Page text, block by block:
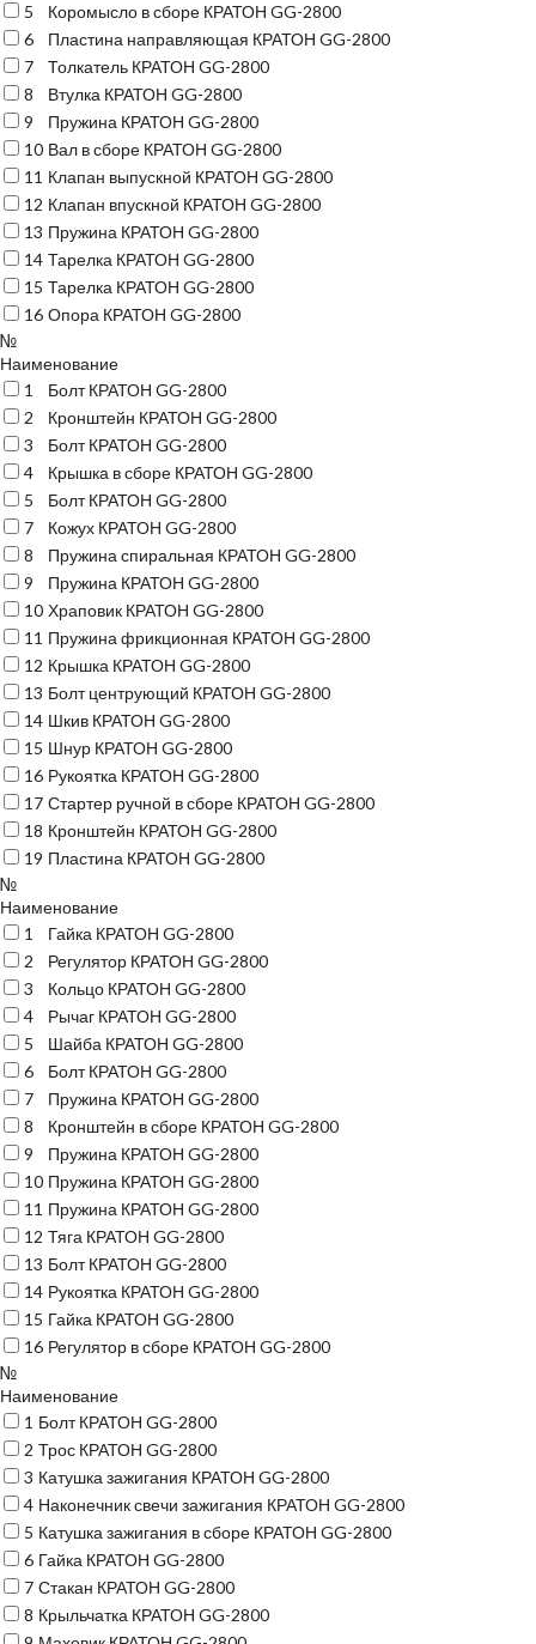
5
Коромысло в сборе КРАТОН GG-2800
6
Пластина направляющая КРАТОН GG-2800
7
Толкатель КРАТОН GG-2800
8
Втулка КРАТОН GG-2800
9
Пружина КРАТОН GG-2800
10 Вал в сборе КРАТОН GG-2800
11 Клапан выпускной КРАТОН GG-2800
12 Клапан впускной КРАТОН GG-2800
13 Пружина КРАТОН GG-2800
14 Тарелка КРАТОН GG-2800
15 Тарелка КРАТОН GG-2800
16 Опора КРАТОН GG-2800
№
Наименование
1
Болт КРАТОН GG-2800
2
Кронштейн КРАТОН GG-2800
3
Болт КРАТОН GG-2800
4
Крышка в сборе КРАТОН GG-2800
5
Болт КРАТОН GG-2800
7
Кожух КРАТОН GG-2800
8
Пружина спиральная КРАТОН GG-2800
9
Пружина КРАТОН GG-2800
10 Храповик КРАТОН GG-2800
11 Пружина фрикционная КРАТОН GG-2800
12 Крышка КРАТОН GG-2800
13 Болт центрующий КРАТОН GG-2800
14 Шкив КРАТОН GG-2800
15 Шнур КРАТОН GG-2800
16 Рукоятка КРАТОН GG-2800
17 Стартер ручной в сборе КРАТОН GG-2800
18 Кронштейн КРАТОН GG-2800
19 Пластина КРАТОН GG-2800
№
Наименование
1
Гайка КРАТОН GG-2800
2
Регулятор КРАТОН GG-2800
3
Кольцо КРАТОН GG-2800
4
Рычаг КРАТОН GG-2800
5
Шайба КРАТОН GG-2800
6
Болт КРАТОН GG-2800
7
Пружина КРАТОН GG-2800
8
Кронштейн в сборе КРАТОН GG-2800
9
Пружина КРАТОН GG-2800
10 Пружина КРАТОН GG-2800
11 Пружина КРАТОН GG-2800
12 Тяга КРАТОН GG-2800
13 Болт КРАТОН GG-2800
14 Рукоятка КРАТОН GG-2800
15 Гайка КРАТОН GG-2800
16 Регулятор в сборе КРАТОН GG-2800
№
Наименование
1 Болт КРАТОН GG-2800
2 Трос КРАТОН GG-2800
3 Катушка зажигания КРАТОН GG-2800
4 Наконечник свечи зажигания КРАТОН GG-2800
5 Катушка зажигания в сборе КРАТОН GG-2800
6 Гайка КРАТОН GG-2800
7 Стакан КРАТОН GG-2800
8 Крыльчатка КРАТОН GG-2800